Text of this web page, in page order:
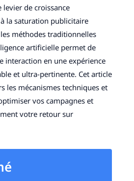
de croissance
la saturation publicitaire
méthodes traditionnelles
artificielle permet de
interaction en une expérience
et ultra-pertinente. Cet article
les mécanismes techniques et
vos campagnes et
votre retour sur